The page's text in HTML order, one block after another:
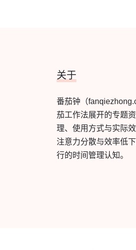
关于
番茄钟（
茄工作法展开的专题
理、使用方式与实际
注意力分散与效率低
行的时间管理认知。